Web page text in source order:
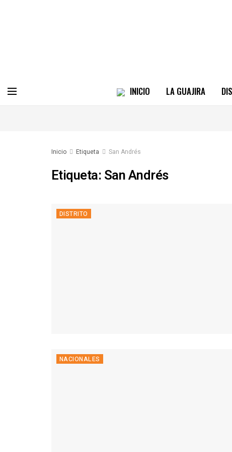
INICIO LA GUAJIRA
Inicio Etiqueta San Andrés
Etiqueta:San Andrés
DISTRITO
NACIONALES